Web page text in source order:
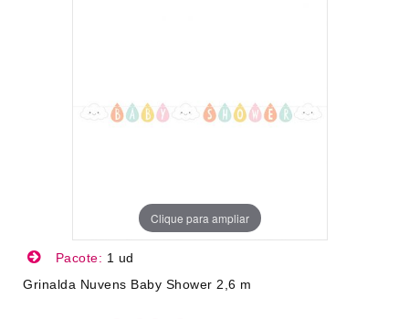
Clique para ampliar
Pacote: 1 ud
Grinalda Nuvens Baby Shower 2,6 m